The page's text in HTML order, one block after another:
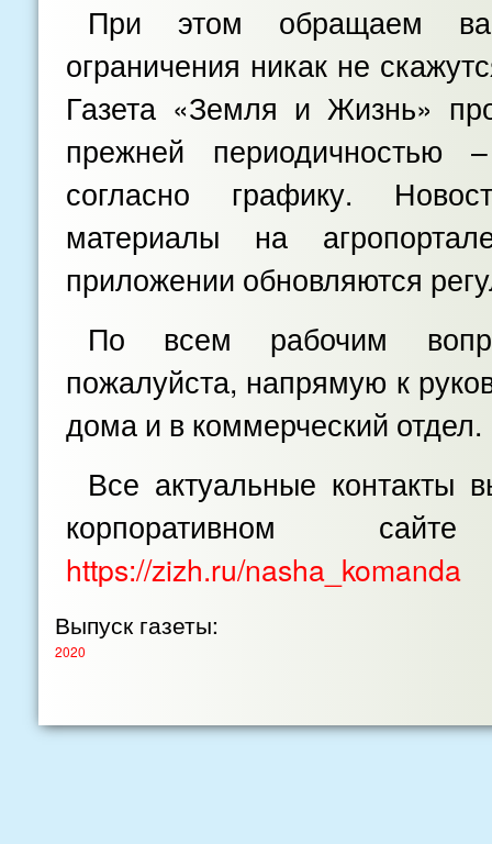
При этом обращаем
ограничения никак не
Газета «Земля и Жизнь»
прежней
согласно графику.
материалы на
приложении обновляются
По всем рабочим
пожалуйста, напрямую к
дома и в коммерческий отдел.
Все актуальные контакты
корпоративном
https://zizh.ru/nasha_komanda
Выпуск газеты:
2020